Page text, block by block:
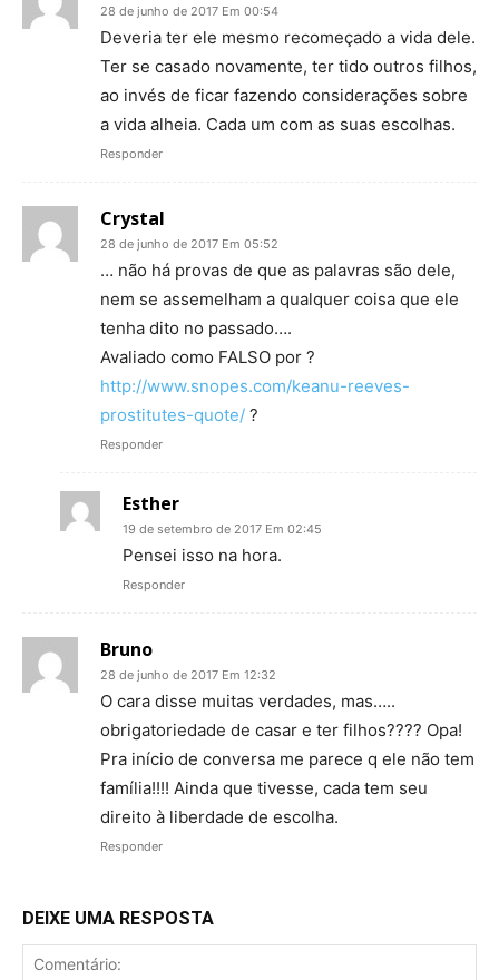
28 de junho de 2017 Em 00:54
Deveria ter ele mesmo recomeçado a vida dele.
Ter se casado novamente, ter tido outros filhos,
ao invés de ficar fazendo considerações sobre
a vida alheia. Cada um com as suas escolhas.
Responder
Crystal
28 de junho de 2017 Em 05:52
… não há provas de que as palavras são dele,
nem se assemelham a qualquer coisa que ele
tenha dito no passado….
Avaliado como FALSO por ?
http://www.snopes.com/keanu-reeves-
prostitutes-quote/ ?
Responder
Esther
19 de setembro de 2017 Em 02:45
Pensei isso na hora.
Responder
Bruno
28 de junho de 2017 Em 12:32
O cara disse muitas verdades, mas…..
obrigatoriedade de casar e ter filhos???? Opa!
Pra início de conversa me parece q ele não tem
família!!!! Ainda que tivesse, cada tem seu
direito à liberdade de escolha.
Responder
DEIXE UMA RESPOSTA